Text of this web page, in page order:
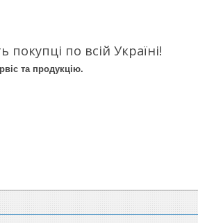
по всій Україні!
та продукцію.